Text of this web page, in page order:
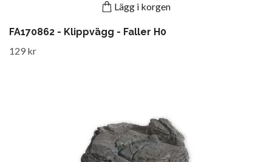
Lägg i korgen
FA170862 - Klippvägg - Faller H0
129 kr